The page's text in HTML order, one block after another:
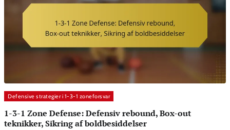
Defensive strategier i 1-3-1 zoneforsvar
1-3-1 Zone Defense: Defensiv rebound, Box-out
teknikker, Sikring af boldbesiddelser